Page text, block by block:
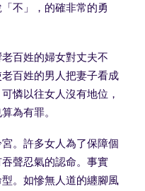
不」，的確非常的勇
百姓的婦女對丈夫不
百姓的男人把妻子看成
憐以往女人沒有地位，
為有罪。
。許多女人為了保障個
聲忍氣的認命。事實
。如慘無人道的纏腳風